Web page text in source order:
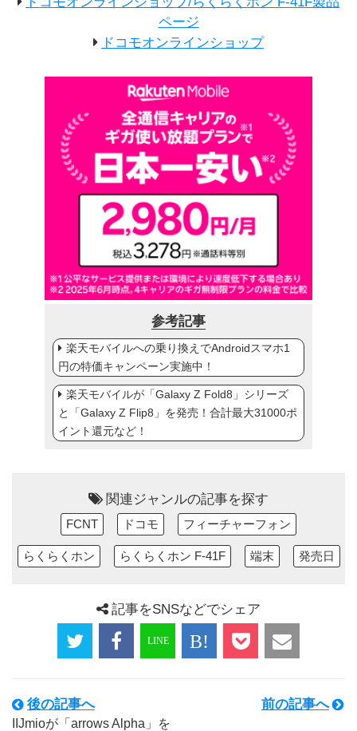
ページ
ドコモオンラインショップ
参考記事
楽天モバイルへの乗り換えでAndroidスマホ1
円の特価キャンペーン実施中！
楽天モバイルが「Galaxy Z Fold8」シリーズ
と「Galaxy Z Flip8」を発売！合計最大31000ポ
イント還元など！
関連ジャンルの記事を探す
FCNT ドコモ フィーチャーフォン
らくらくホン らくらくホン F-41F 端末 発売日
記事をSNSなどでシェア
後の記事へ
IIJmioが「arrows Alpha」を
前の記事へ